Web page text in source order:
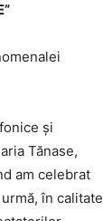
și
Tănase,
am celebrat
în calitate